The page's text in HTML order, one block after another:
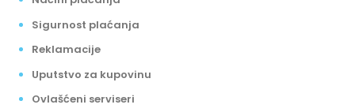
Sigurnost plaćanja
Reklamacije
Uputstvo za kupovinu
Ovlašćeni serviseri